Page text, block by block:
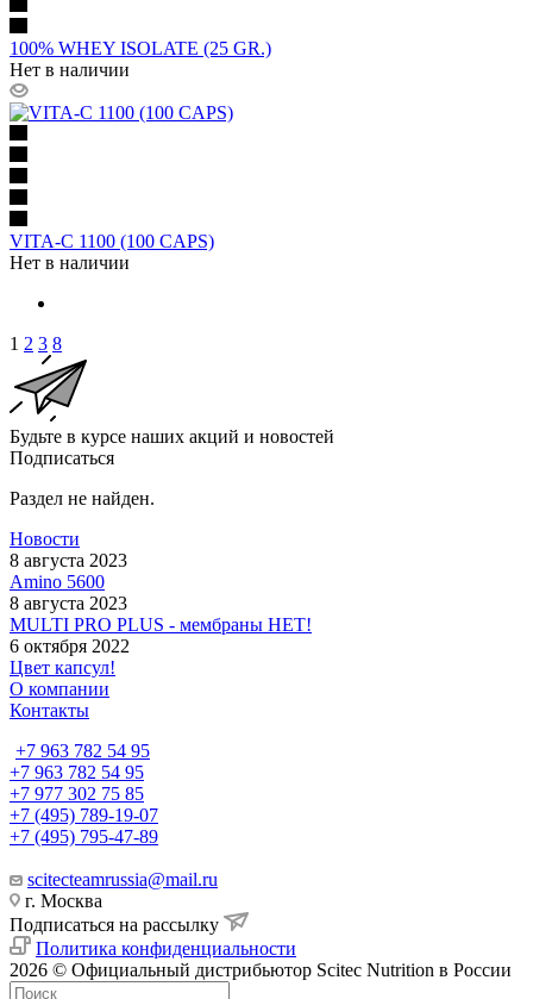
100% WHEY ISOLATE (25 GR.)
Нет в наличии
VITA-C 1100 (100 CAPS)
Нет в наличии
1 2 3 8
Будьте в курсе наших акций и новостей
Подписаться
Раздел не найден.
Новости
8 августа 2023
Amino 5600
8 августа 2023
MULTI PRO PLUS - мембраны НЕТ!
6 октября 2022
Цвет капсул!
О компании
Контакты
+7 963 782 54 95
+7 963 782 54 95
+7 977 302 75 85
+7 (495) 789-19-07
+7 (495) 795-47-89
scitecteamrussia@mail.ru
г. Москва
Подписаться на рассылку
Политика конфиденциальности
2026 © Официальный дистрибьютор Scitec Nutrition в России